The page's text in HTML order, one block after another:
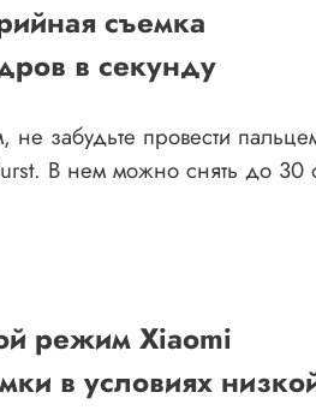
съемка
в секунду
забудьте провести
В нем можно снять до 30
режим Xiaomi
в условиях